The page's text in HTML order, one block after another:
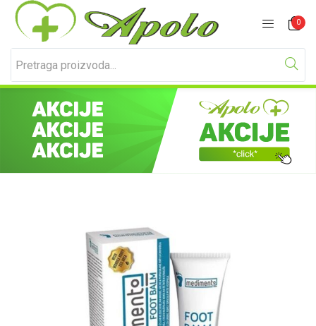
0
Prijavite se Registracija
Unesite svoje korisničko ime i lozinku za prijavu.
Izgubljena lozinka?